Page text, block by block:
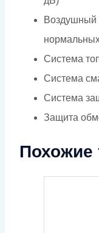
Воздушный
Система
Система
Система
Защита
Похожие